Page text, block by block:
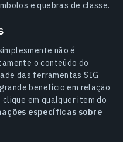
e quebras de classe.
não é
o conteúdo do
das ferramentas SIG
benefício em relação
em qualquer item do
específicas sobre